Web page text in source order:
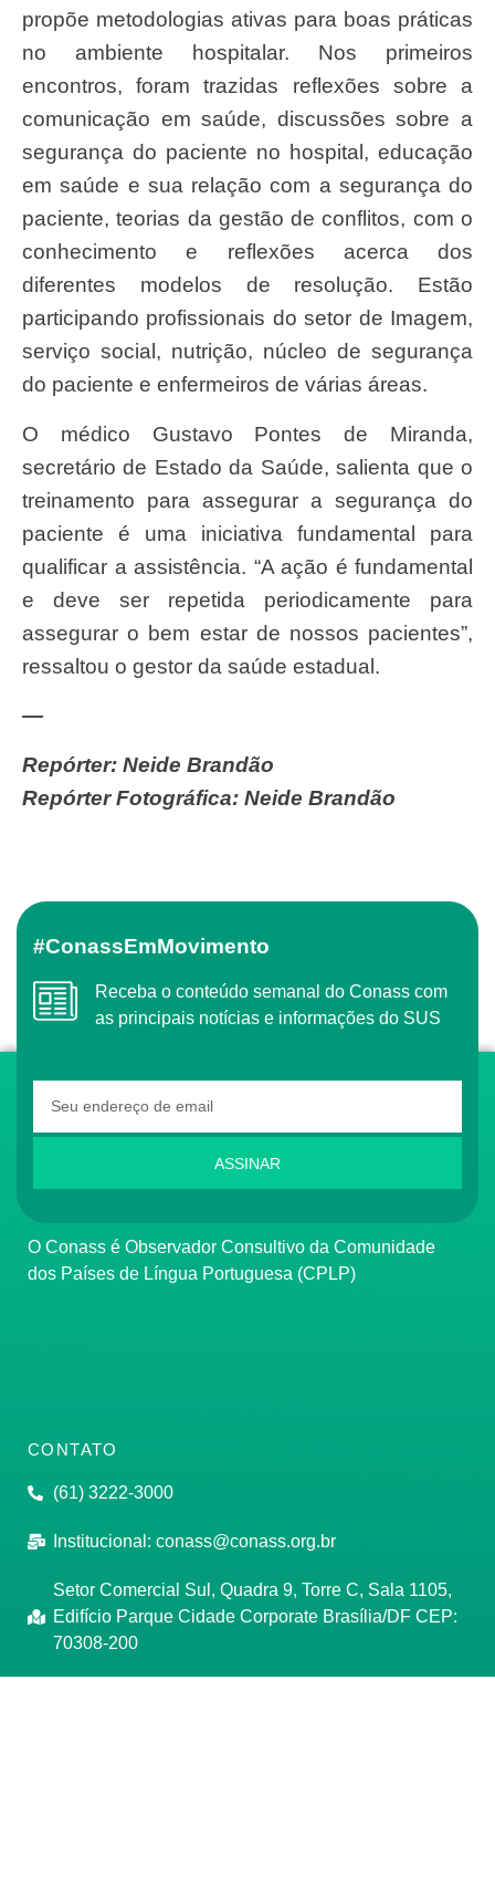
propõe metodologias ativas para boas práticas
no ambiente hospitalar. Nos primeiros
encontros, foram trazidas reflexões sobre a
comunicação em saúde, discussões sobre a
segurança do paciente no hospital, educação
em saúde e sua relação com a segurança do
paciente, teorias da gestão de conflitos, com o
conhecimento e reflexões acerca dos
diferentes modelos de resolução. Estão
participando profissionais do setor de Imagem,
serviço social, nutrição, núcleo de segurança
do paciente e enfermeiros de várias áreas.
O médico Gustavo Pontes de Miranda,
secretário de Estado da Saúde, salienta que o
treinamento para assegurar a segurança do
paciente é uma iniciativa fundamental para
qualificar a assistência. “A ação é fundamental
e deve ser repetida periodicamente para
assegurar o bem estar de nossos pacientes”,
ressaltou o gestor da saúde estadual.
—
Repórter: Neide Brandão
Repórter Fotográfica: Neide Brandão
#ConassEmMovimento
Receba o conteúdo semanal do Conass com
as principais notícias e informações do SUS
ASSINAR
O Conass é Observador Consultivo da Comunidade
dos Países de Língua Portuguesa (CPLP)
CONTATO
(61) 3222-3000
Institucional: conass@conass.org.br
Setor Comercial Sul, Quadra 9, Torre C, Sala 1105,
Edifício Parque Cidade Corporate Brasília/DF CEP:
70308-200